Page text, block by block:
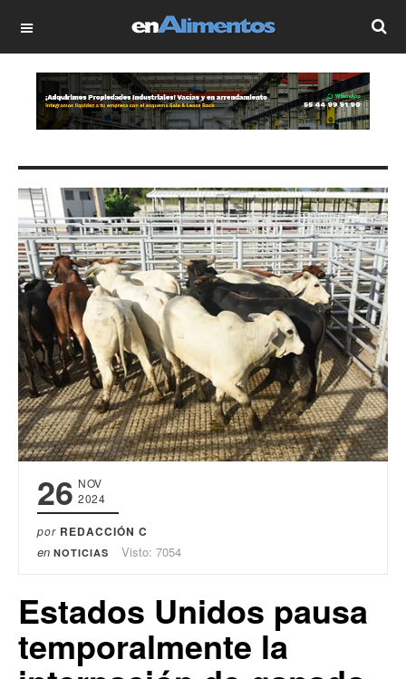
OFF CANVAS
26 NOV
2024
por REDACCIÓN C
en NOTICIAS Visto: 7054
Estados Unidos pausa
temporalmente la